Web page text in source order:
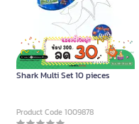
MONT MARTE Paint Me Set
Shark Multi Set 10 pieces
Product Code 1009878